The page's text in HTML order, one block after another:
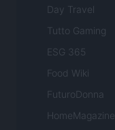
Day Travel
Tutto Gaming
ESG 365
Food Wiki
FuturoDonna
HomeMagazine